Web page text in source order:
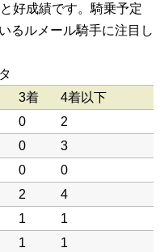
好成績です。騎乗予定
るルメール騎手に注目し
3着
4着以下
0
2
0
3
0
0
2
4
1
1
1
1